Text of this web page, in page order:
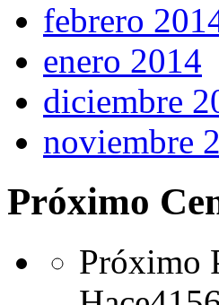
febrero
enero 2014
diciembre
noviembre
Próximo
Próximo